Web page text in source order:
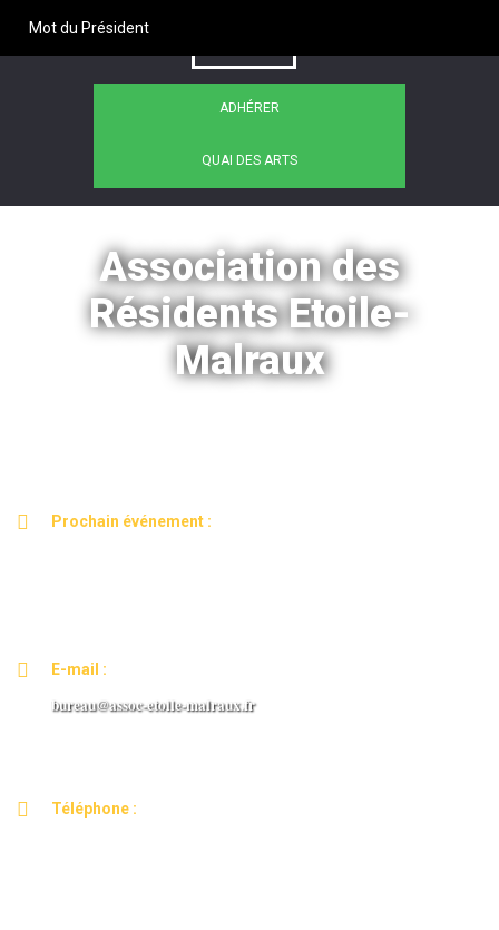
Mot du Président
ADHÉRER
QUAI DES ARTS
Association des
Résidents Etoile-
Malraux
Prochain événement :
E-mail :
bureau@assoc-etoile-malraux.fr
Téléphone :